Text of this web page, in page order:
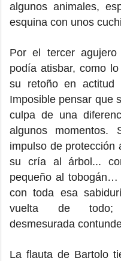
algunos animales,
esquina con unos
Por el tercer
podía atisbar, como
su retoño en actitud
Imposible pensar que
culpa de una
algunos momentos.
impulso de protección
su cría al árbol...
pequeño al
con toda esa
vuelta de todo;
desmesurada
La flauta de Bartolo